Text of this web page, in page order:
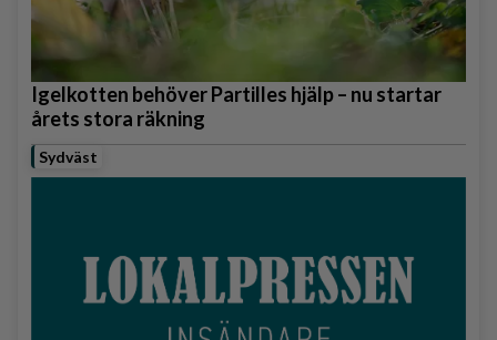
Igelkotten behöver Partilles hjälp – nu startar
årets stora räkning
Sydväst